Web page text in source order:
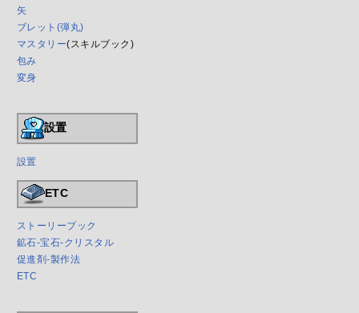
矢
ブレット(弾丸)
マスタリー(スキルブック)
包み
変身
設置
設置
ETC
ストーリーブック
鉱石-宝石-クリスタル
促進剤-製作法
ETC